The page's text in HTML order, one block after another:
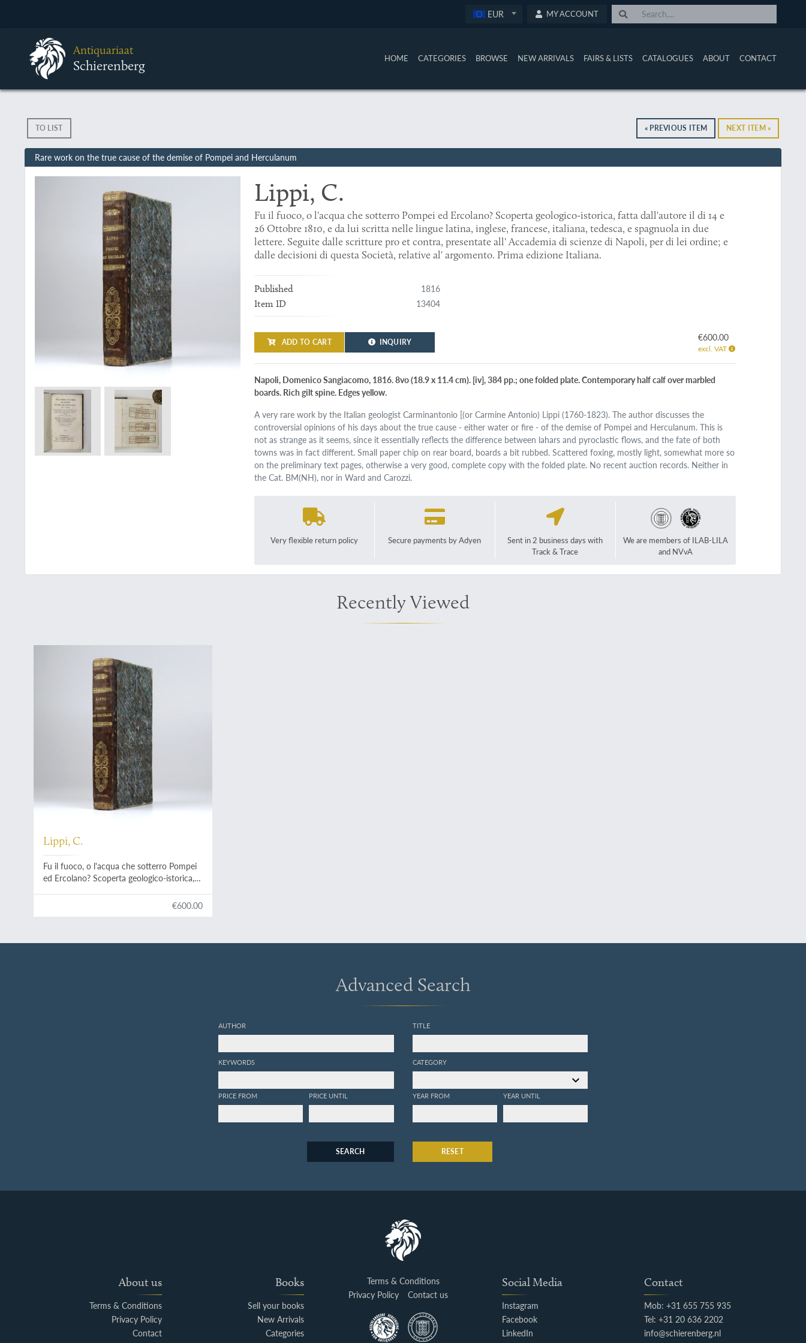
EUR MY ACCOUNT
Antiquariaat
Schierenberg HOME CATEGORIES BROWSE NEW ARRIVALS FAIRS & LISTS CATALOGUES ABOUT CONTACT
TO LIST « PREVIOUS ITEM NEXT ITEM »
Rare work on the true cause of the demise of Pompei and Herculanum
Lippi, C.
Fu il fuoco, o l'acqua che sotterro Pompei ed Ercolano? Scoperta geologico-istorica, fatta dall'autore il di 14 e
26 Ottobre 1810, e da lui scritta nelle lingue latina, inglese, francese, italiana, tedesca, e spagnuola in due
lettere. Seguite dalle scritture pro et contra, presentate all' Accademia di scienze di Napoli, per di lei ordine; e
dalle decisioni di questa Società, relative al' argomento. Prima edizione Italiana.
Published 1816
Item ID 13404
ADD TO CART INQUIRY €600.00
excl. VAT
Napoli, Domenico Sangiacomo, 1816. 8vo (18.9 x 11.4 cm). [iv], 384 pp.; one folded plate. Contemporary half calf over marbled
boards. Rich gilt spine. Edges yellow.
A very rare work by the Italian geologist Carminantonio [(or Carmine Antonio) Lippi (1760-1823). The author discusses the
controversial opinions of his days about the true cause - either water or fire - of the demise of Pompei and Herculanum. This is
not as strange as it seems, since it essentially reflects the difference between lahars and pyroclastic flows, and the fate of both
towns was in fact different. Small paper chip on rear board, boards a bit rubbed. Scattered foxing, mostly light, somewhat more so
on the preliminary text pages, otherwise a very good, complete copy with the folded plate. No recent auction records. Neither in
the Cat. BM(NH), nor in Ward and Carozzi.
Very flexible return policy Secure payments by Adyen
Sent in 2 business days with
Track & Trace
We are members of ILAB-LILA
and NVvA
Recently Viewed
Lippi, C.
Fu il fuoco, o l'acqua che sotterro Pompei
ed Ercolano? Scoperta geologico-istorica,
e da lui scritta nelle lingue latina, inglese,
€600.00
Advanced Search
AUTHOR
KEYWORDS
PRICE FROM PRICE UNTIL
TITLE
CATEGORY
YEAR FROM YEAR UNTIL
SEARCH RESET
About us
Terms & Conditions
Privacy Policy
Contact
Books
Sell your books
New Arrivals
Categories
Terms & Conditions
Privacy Policy
Contact us
Social Media
Instagram
Facebook
LinkedIn
Contact
Mob: +31 655 755 935
Tel: +31 20 636 2202
info@schierenberg.nl